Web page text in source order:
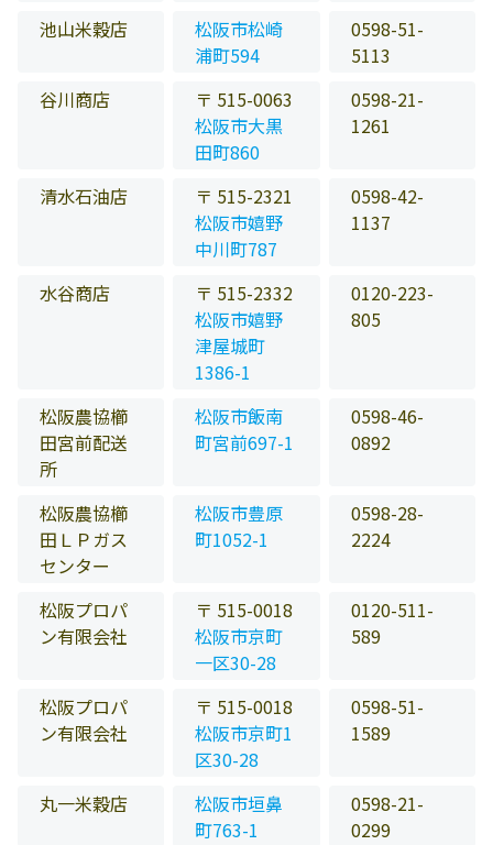
池山米穀店
松阪市松崎
浦町594
0598-51-
5113
谷川商店
〒 515-0063
松阪市大黒
田町860
0598-21-
1261
清水石油店
〒 515-2321
松阪市嬉野
中川町787
0598-42-
1137
水谷商店
〒 515-2332
松阪市嬉野
津屋城町
1386-1
0120-223-
805
松阪農協櫛
田宮前配送
所
松阪市飯南
町宮前697-1
0598-46-
0892
松阪農協櫛
田ＬＰガス
センター
松阪市豊原
町1052-1
0598-28-
2224
松阪プロパ
ン有限会社
〒 515-0018
松阪市京町
一区30-28
0120-511-
589
松阪プロパ
ン有限会社
〒 515-0018
松阪市京町1
区30-28
0598-51-
1589
丸一米穀店
松阪市垣鼻
町763-1
0598-21-
0299